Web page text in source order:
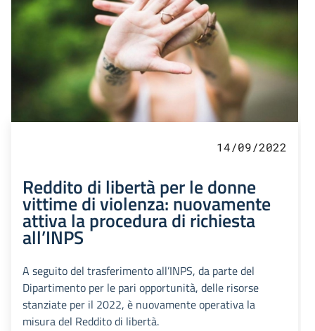
14/09/2022
Reddito di libertà per le donne
vittime di violenza: nuovamente
attiva la procedura di richiesta
all’INPS
A seguito del trasferimento all’INPS, da parte del
Dipartimento per le pari opportunità, delle risorse
stanziate per il 2022, è nuovamente operativa la
misura del Reddito di libertà.